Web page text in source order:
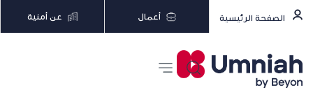
الصفحة الرئيسية أعمال عن أمنية